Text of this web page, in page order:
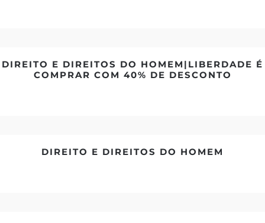
DIREITO E DIREITOS DO HOMEM|LIBERDADE É
COMPRAR COM 40% DE DESCONTO
DIREITO E DIREITOS DO HOMEM